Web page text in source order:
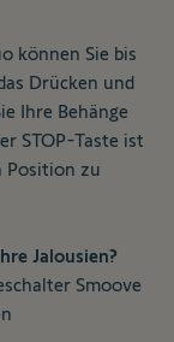
können Sie bis
Drücken und
Ihre Behänge
STOP-Taste ist
Position zu
Jalousien?
Smoove